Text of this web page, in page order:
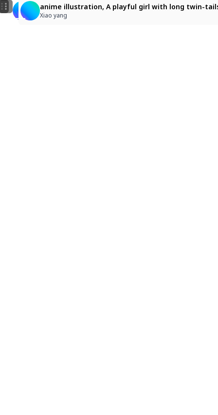
くつろぐ少女
アルベル
女の子のピンクの服は絶対正義！04
カンナミ_ユウコ
anime illustration, A playful girl with long twin-
Xiao yang